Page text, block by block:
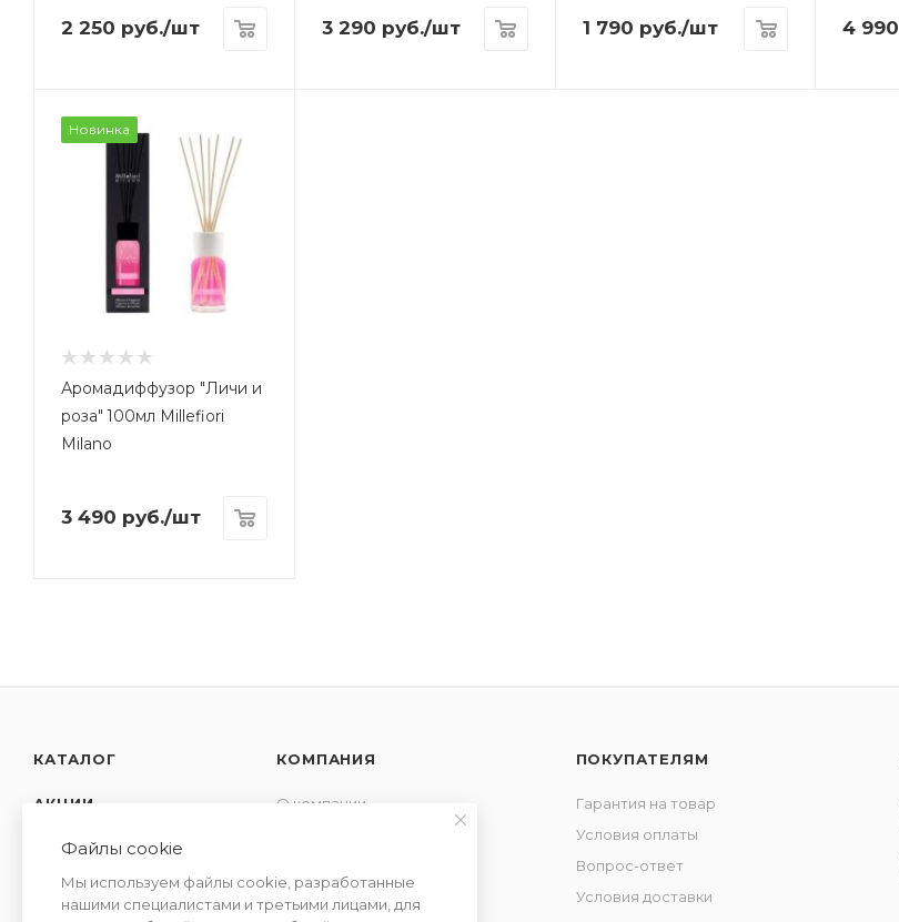
2 250 руб./шт 3 290 руб./шт 1 790 руб./шт 4 990
Новинка
Аромадиффузор "Личи и
роза" 100мл Millefiori
Milano
3 490 руб./шт
КАТАЛОГ
АКЦИИ
УСЛУГИ
СЕМЕЙСТВА
АРОМАТОВ
КОМПАНИЯ
О компании
Отзывы
ПОКУПАТЕЛЯМ
Гарантия на товар
Условия оплаты
Вопрос-ответ
Условия доставки
Файлы cookie
Мы используем файлы cookie, разработанные
нашими специалистами и третьими лицами, для